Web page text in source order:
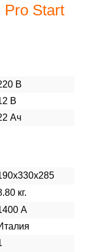
Pro Start
В
В
Ач
кг.
А